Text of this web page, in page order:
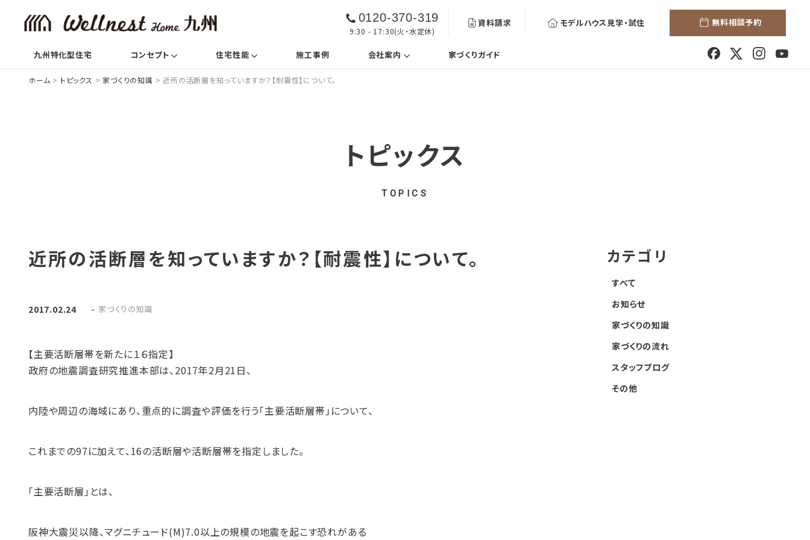
0120-370-319
9:30 - 17:30(火・水定休)
資料請求 モデルハウス見学・試住 無料相談予約
九州特化型住宅 コンセプト (current)住宅性能 (current)施工事例 会社案内 (current)家づくりガイド
ホーム > トピックス > 家づくりの知識 >近所の活断層を知っていますか？【耐震性】について。
トピックス
TOPICS
近所の活断層を知っていますか？【耐震性】について。
2017.02.24 - 家づくりの知識
【主要活断層帯を新たに１６指定】
政府の地震調査研究推進本部は、2017年2月21日、
内陸や周辺の海域にあり、重点的に調査や評価を行う「主要活断層帯」について、
これまでの97に加えて、16の活断層や活断層帯を指定しました。
「主要活断層」とは、
阪神大震災以降、マグニチュード(M)7.0以上の規模の地震を起こす恐れがある
カテゴリ
すべて
お知らせ
家づくりの知識
家づくりの流れ
スタッフブログ
その他